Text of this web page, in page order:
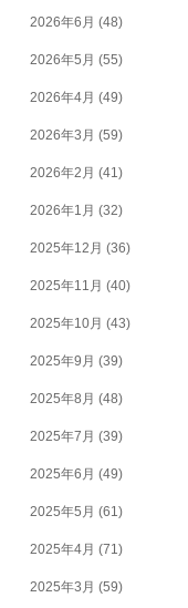
2026年6月 (48)
2026年5月 (55)
2026年4月 (49)
2026年3月 (59)
2026年2月 (41)
2026年1月 (32)
2025年12月 (36)
2025年11月 (40)
2025年10月 (43)
2025年9月 (39)
2025年8月 (48)
2025年7月 (39)
2025年6月 (49)
2025年5月 (61)
2025年4月 (71)
2025年3月 (59)